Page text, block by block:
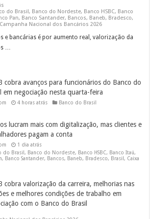
do Brasil, Banco do Nordeste, Banco HSBC, Banco
Pan, Banco Santander, Bancos, Baneb, Bradesco,
Campanha Nacional dos Bancários 2026
e bancárias é por aumento real, valorização da
…
cobra avanços para funcionários do Banco do
em negociação nesta quarta-feira
4 horas atrás Banco do Brasil
lucram mais com digitalização, mas clientes e
pagam a conta
1 dia atrás
do Brasil, Banco do Nordeste, Banco HSBC, Banco Itaú,
, Banco Santander, Bancos, Baneb, Bradesco, Brasil, Caixa
cobra valorização da carreira, melhorias nas
e melhores condições de trabalho em
com o Banco do Brasil